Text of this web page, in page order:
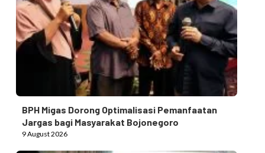
BPH Migas Dorong Optimalisasi Pemanfaatan
Jargas bagi Masyarakat Bojonegoro
9 August 2026